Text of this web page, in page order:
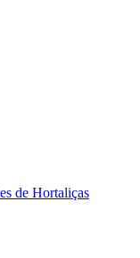
de Hortaliças